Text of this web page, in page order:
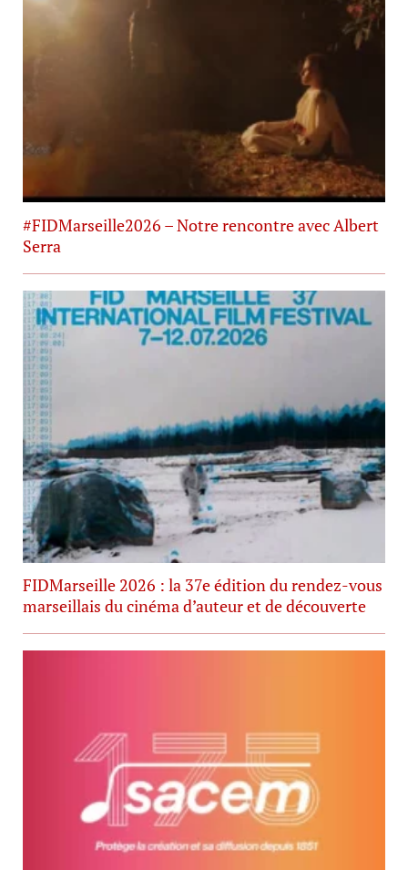
#FIDMarseille2026 – Notre rencontre avec Albert
Serra
FIDMarseille 2026 : la 37e édition du rendez-vous
marseillais du cinéma d’auteur et de découverte